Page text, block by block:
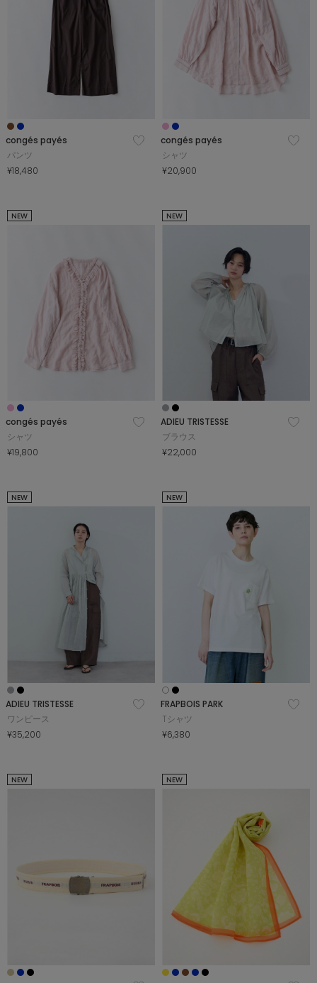
congés payés
パンツ
¥18,480
congés payés
シャツ
¥20,900
NEW
congés payés
シャツ
¥19,800
NEW
ADIEU TRISTESSE
ブラウス
¥22,000
NEW
ADIEU TRISTESSE
ワンピース
¥35,200
NEW
FRAPBOIS PARK
Tシャツ
¥6,380
NEW NEW